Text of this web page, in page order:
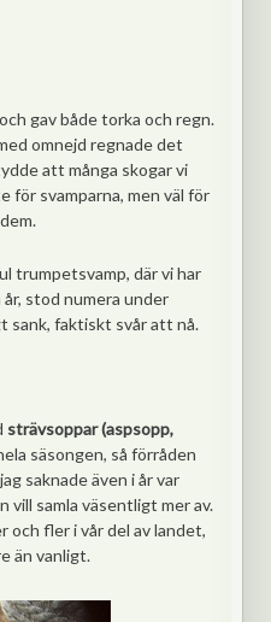
gav både torka och regn.
omnejd regnade det
att många skogar vi
för svamparna, men väl för
trumpetsvamp, där vi har
stod numera under
sank, faktiskt svår att nå.
strävsoppar (aspsopp,
säsongen, så förråden
saknade även i år var
vill samla väsentligt mer av.
och fler i vår del av landet,
än vanligt.